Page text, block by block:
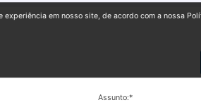
em nosso site, de acordo com a nossa
Assunto:*